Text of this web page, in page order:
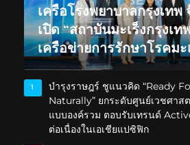
เครือโรงพยาบาลกรุงเทพ
เปิด “สถาบันมะเร็งกรุงเท
เครือข่ายการรักษาโรคมะ
1
บำรุงราษฎร์ ชูแนวคิด “Ready
Naturally” ยกระดับศูนย์เวชศาส
แบบองค์รวม ตอบรับเทรนด์
ต่อเนื่องในเอเชียแปซิฟิก